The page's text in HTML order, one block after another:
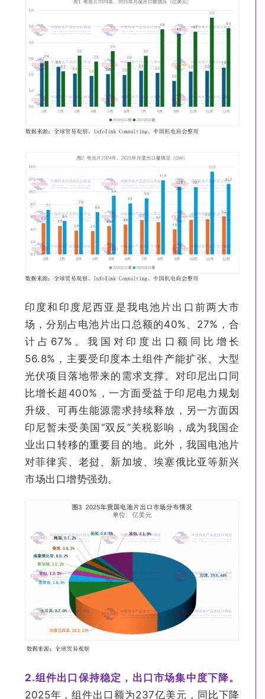
印度和印度尼西亚是我电池片出口前两大市
场，分别占电池片出口总额的40%、27%，合
计占67%。我国对印度出口额同比增长
56.8%，主要受印度本土组件产能扩张、大型
光伏项目落地带来的需求支撑。对印尼出口同
比增长超400%，一方面受益于印尼电力规划
升级、可再生能源需求持续释放，另一方面因
印尼暂未受美国“双反”关税影响，成为我国企
业出口转移的重要目的地。此外，我国电池片
对菲律宾、老挝、新加坡、埃塞俄比亚等新兴
市场出口增势强劲。
2.组件出口保持稳定，出口市场集中度下降。
2025年，组件出口额为237亿美元，同比下降